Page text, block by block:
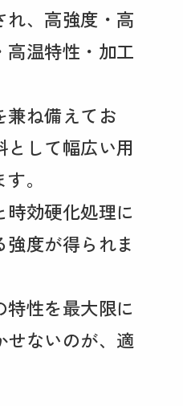
れ、高強度・高
高温特性・加工
兼ね備えてお
として幅広い用
。
効硬化処理に
強度が得られま
特性を最大限に
せないのが、適